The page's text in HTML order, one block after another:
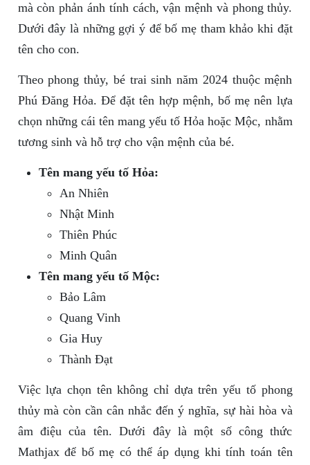
mà còn phản ánh tính cách, vận mệnh và phong thủy.
Dưới đây là những gợi ý để bố mẹ tham khảo khi đặt
tên cho con.
Theo phong thủy, bé trai sinh năm 2024 thuộc mệnh
Phú Đăng Hỏa. Để đặt tên hợp mệnh, bố mẹ nên lựa
chọn những cái tên mang yếu tố Hỏa hoặc Mộc, nhằm
tương sinh và hỗ trợ cho vận mệnh của bé.
Tên mang yếu tố Hỏa:
An Nhiên
Nhật Minh
Thiên Phúc
Minh Quân
Tên mang yếu tố Mộc:
Bảo Lâm
Quang Vinh
Gia Huy
Thành Đạt
Việc lựa chọn tên không chỉ dựa trên yếu tố phong
thủy mà còn cần cân nhắc đến ý nghĩa, sự hài hòa và
âm điệu của tên. Dưới đây là một số công thức
Mathjax để bố mẹ có thể áp dụng khi tính toán tên